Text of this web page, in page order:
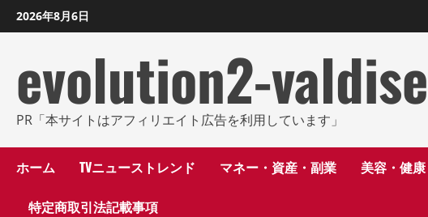
ン
2026年8月6日
evolution2-
PR「本サイトはアフィリエイト広告を利用しています」
ホーム TVニューストレンド マネー・資産・副業 美容・健康
特定商取引法記載事項